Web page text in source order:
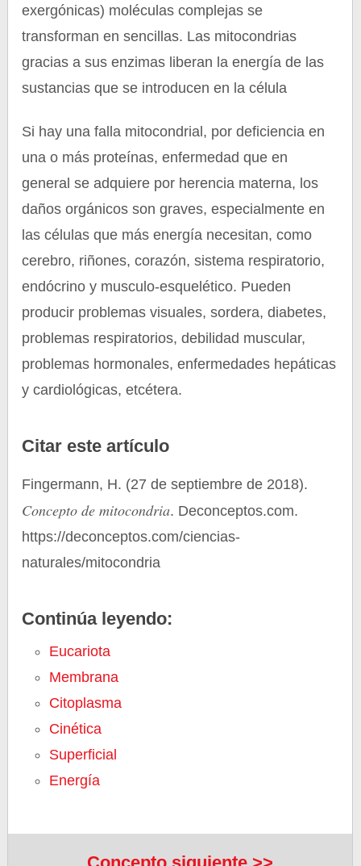
exergónicas) moléculas complejas se
transforman en sencillas. Las mitocondrias
gracias a sus enzimas liberan la energía de las
sustancias que se introducen en la célula
Si hay una falla mitocondrial, por deficiencia en
una o más proteínas, enfermedad que en
general se adquiere por herencia materna, los
daños orgánicos son graves, especialmente en
las células que más energía necesitan, como
cerebro, riñones, corazón, sistema respiratorio,
endócrino y musculo-esquelético. Pueden
producir problemas visuales, sordera, diabetes,
problemas respiratorios, debilidad muscular,
problemas hormonales, enfermedades hepáticas
y cardiológicas, etcétera.
Citar este artículo
Fingermann, H. (27 de septiembre de 2018).
Concepto de mitocondria. Deconceptos.com.
https://deconceptos.com/ciencias-
naturales/mitocondria
Continúa leyendo:
Eucariota
Membrana
Citoplasma
Cinética
Superficial
Energía